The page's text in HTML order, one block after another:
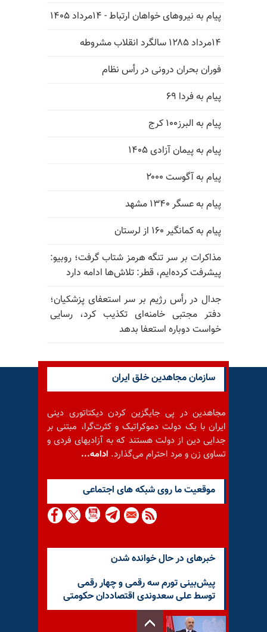
پیام به نیروهای خواهان ارتباط - ۱۴مرداد ۱۴۰۵
۱۴مرداد ۱۲۸۵ سالگرد انقلاب مشروطه
فوران بحران درونی در رأس نظام
پیام به فردا ۶۹
پیام به البرز۱۰۰ کرج
پیام به پیمان آزادی ۱۴۰۵
پیام به آگوست ۲۰۰۰
پیام به عسگر ۱۳۴۰ مشهد
پیام به کمانگیر ۱۶۰ از لرستان
مذاکرات بر سر تنگه هرمز شتاب گرفت؛ روبیو:
پیشرفت کرده‌ایم، قطر: تلاش‌ها ادامه دارد
جدال در رأس رژیم بر سر استعفای پزشکیان؛
دفتر مجتبی خامنه‌ای تکذیب کرد، رسایی
خواست دوباره استعفا بدهد
سازمان مجاهدین خلق ایران
مجاهدین در پی جایگزین کردن دیکتاتوری دینی
ایران با یک دولت دموکراتیک و کثرت‌گرا، مبتنی بر
جدایی دین از دولت هستند که به آزادیهای فردی و
تساوی زن و مرد احترام می‌گذارد. ادامه...
موقعيت ما روى شبكه هاى اجتماعى
خبرهای در حال خوانده شدن
پیش‌بینی تورم سه رقمی و چهار رقمی
توسط علی سعدوندی اقتصاددان حکومتی